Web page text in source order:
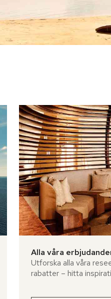
Alla våra
Utforska alla våra
rabatter – hitta